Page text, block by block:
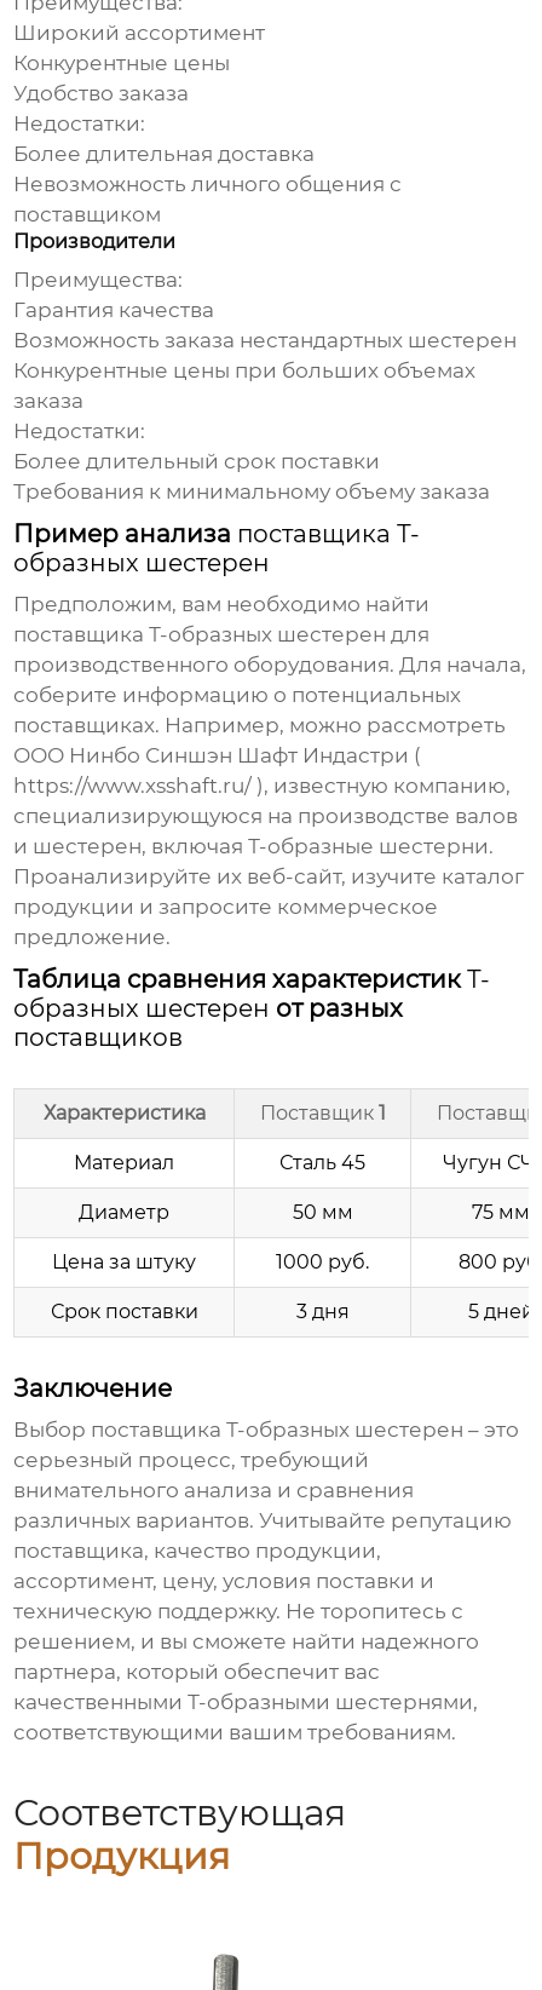
Широкий ассортимент
Конкурентные цены
Удобство заказа
Недостатки:
Более длительная доставка
Невозможность личного общения с
поставщиком
Производители
Преимущества:
Гарантия качества
Возможность заказа нестандартных шестерен
Конкурентные цены при больших объемах
заказа
Недостатки:
Более длительный срок поставки
Требования к минимальному объему заказа
Пример анализа поставщика Т-
образных шестерен
Предположим, вам необходимо найти
поставщика Т-образных шестерен для
производственного оборудования. Для начала,
соберите информацию о потенциальных
поставщиках. Например, можно рассмотреть
ООО Нинбо Синшэн Шафт Индастри (
https://www.xsshaft.ru/ ), известную компанию,
специализирующуюся на производстве валов
и шестерен, включаяТ-образные шестерни.
Проанализируйте их веб-сайт, изучите каталог
продукции и запросите коммерческое
предложение.
Таблица сравнения характеристикТ-
образных шестерен от разных
поставщиков
Характеристика Поставщик1
Материал Сталь 45 Чугун
Диаметр 50 мм 75 мм
Цена за штуку 1000 руб. 800
Срок поставки 3 дня 5 дней
Заключение
Выбор поставщика Т-образных шестерен – это
серьезный процесс, требующий
внимательного анализа и сравнения
различных вариантов. Учитывайте репутацию
поставщика, качество продукции,
ассортимент, цену, условия поставки и
техническую поддержку. Не торопитесь с
решением, и вы сможете найти надежного
партнера, который обеспечит вас
качественнымиТ-образными шестернями,
соответствующими вашим требованиям.
Соответствующая
Продукция